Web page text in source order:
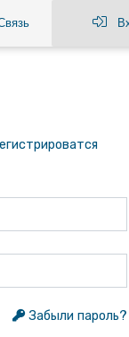
Забыли пароль?